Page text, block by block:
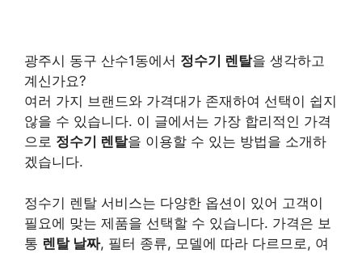
광주시 동구 산수1동에서 정수기 렌탈을 생각하고
계신가요?
여러 가지 브랜드와 가격대가 존재하여 선택이 쉽지
않을 수 있습니다. 이 글에서는 가장 합리적인 가격
으로 정수기 렌탈을 이용할 수 있는 방법을 소개하
겠습니다.
정수기 렌탈 서비스는 다양한 옵션이 있어 고객이
필요에 맞는 제품을 선택할 수 있습니다. 가격은 보
통 렌탈 날짜, 필터 종류, 모델에 따라 다르므로, 여